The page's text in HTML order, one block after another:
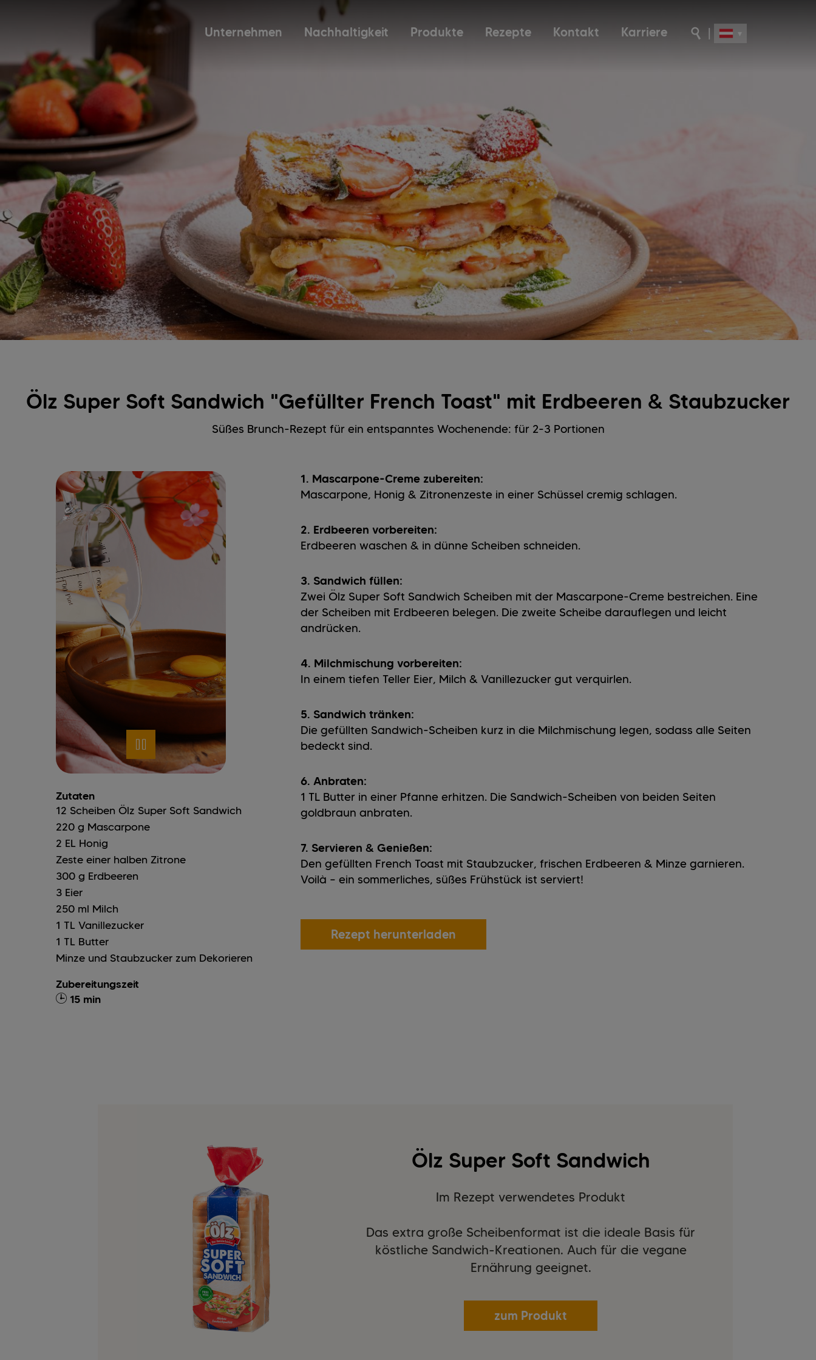
Unternehmen Nachhaltigkeit Produkte Rezepte Kontakt Karriere
Ölz Super Soft Sandwich "Gefüllter French Toast" mit Erdbeeren & Staubzucker
Süßes Brunch-Rezept für ein entspanntes Wochenende: für 2-3 Portionen
1. Mascarpone-Creme zubereiten:
Mascarpone, Honig & Zitronenzeste in einer Schüssel cremig schlagen.
2. Erdbeeren vorbereiten:
Erdbeeren waschen & in dünne Scheiben schneiden.
3. Sandwich füllen:
Zwei Ölz Super Soft Sandwich Scheiben mit der Mascarpone-Creme bestreichen. Eine
der Scheiben mit Erdbeeren belegen. Die zweite Scheibe darauflegen und leicht
andrücken.
4. Milchmischung vorbereiten:
In einem tiefen Teller Eier, Milch & Vanillezucker gut verquirlen.
5. Sandwich tränken:
Die gefüllten Sandwich-Scheiben kurz in die Milchmischung legen, sodass alle Seiten
bedeckt sind.
6. Anbraten:
1 TL Butter in einer Pfanne erhitzen. Die Sandwich-Scheiben von beiden Seiten
goldbraun anbraten.
7. Servieren & Genießen:
Den gefüllten French Toast mit Staubzucker, frischen Erdbeeren & Minze garnieren.
Voilà – ein sommerliches, süßes Frühstück ist serviert!
Rezept herunterladen
Zutaten
12 Scheiben Ölz Super Soft Sandwich
220 g Mascarpone
2 EL Honig
Zeste einer halben Zitrone
300 g Erdbeeren
3 Eier
250 ml Milch
1 TL Vanillezucker
1 TL Butter
Minze und Staubzucker zum Dekorieren
Zubereitungszeit
15 min
Ölz Super Soft Sandwich
Im Rezept verwendetes Produkt
Das extra große Scheibenformat ist die ideale Basis für
köstliche Sandwich-Kreationen. Auch für die vegane
Ernährung geeignet.
zum Produkt